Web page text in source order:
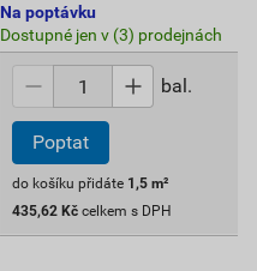
Na poptávku
Dostupné jen v (3) prodejnách
bal.
Poptat
do košíku přidáte 1,5 m²
435,62 Kč celkem s DPH